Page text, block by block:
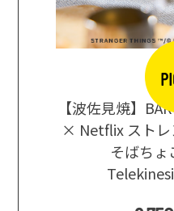
【波佐見焼】
× Netflix ストレ
そばちょ